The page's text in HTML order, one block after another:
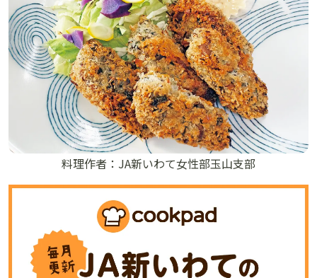
料理作者：JA新いわて女性部玉山支部